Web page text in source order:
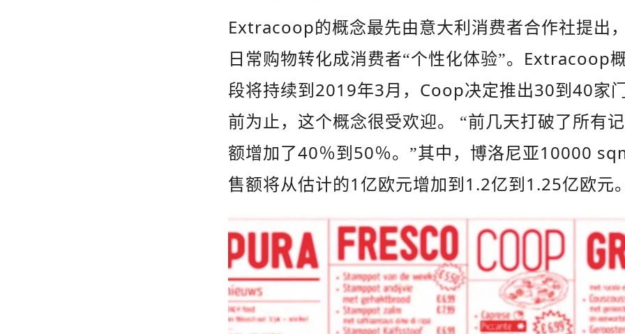
Extracoop的概念最先由意大利消费者合作社提出
日常购物转化成消费者“个性化体验”。 Extracoop
段将持续到 2019年3月， Coop决定推出30到 40家
前为止，这个概念很受欢迎。 “前几天打破了所有
额增加了40％到 50％。”其中，博洛尼亚10000
售额将从估计的1 亿欧元增加到 1.2亿到 1.25亿欧元